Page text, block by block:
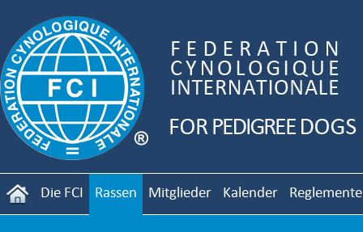
Die FCI Rassen Mitglieder Kalender Reglemente